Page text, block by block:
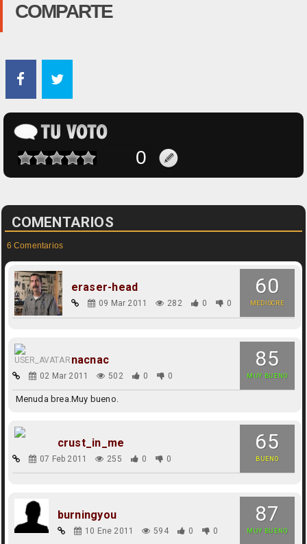
COMPARTE
COMENTARIOS
6 Comentarios
60
MEDIOCRE
eraser-head
09 Mar 2011 282 0 0
85
MUY BUENO
nacnac
02 Mar 2011 502 0 0
Menuda brea.Muy bueno.
65
BUENO
crust_in_me
07 Feb 2011 255 0 0
87
MUY BUENO
burningyou
10 Ene 2011 594 0 0